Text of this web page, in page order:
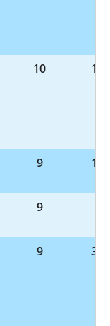
10 1-
9 1-
9
9 3-